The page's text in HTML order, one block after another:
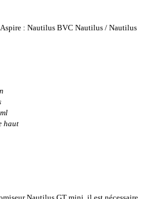
: Nautilus BVC Nautilus / Nautilus
haut